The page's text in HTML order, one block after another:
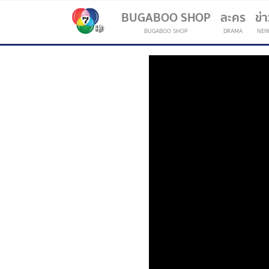
BUGABOO SHOP
BUGABOO SHOP
ละคร
DRAMA
ข่